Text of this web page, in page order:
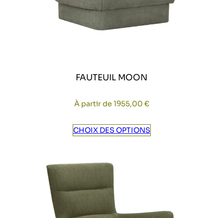
FAUTEUIL MOON
À partir de1955,00 €
CHOIX DES OPTIONS